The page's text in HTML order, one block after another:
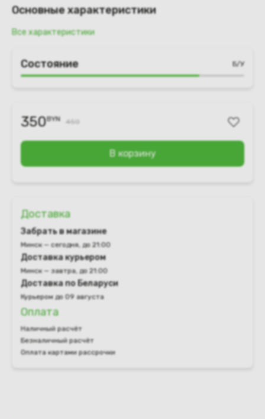
Основные характеристики
Все характеристики
Состояние Б/У
350BYN 450
В корзину
Доставка
Забрать в магазине
Минск — сегодня, до 21:00
Доставка курьером
Минск — завтра, до 21:00
Доставка по Беларуси
Курьером до 09 августа
Оплата
Наличный расчёт
Безналичный расчёт
Оплата картами рассрочки